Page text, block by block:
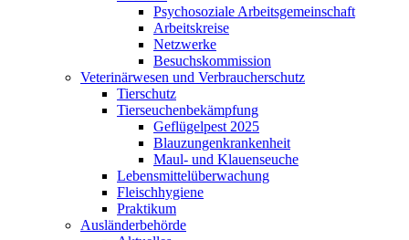
Psychosoziale Arbeits­gemeinschaft
Arbeitskreise
Netzwerke
Besuchskommission
Veterinärwesen und Verbraucherschutz
Tierschutz
Tierseuchenbekämpfung
Geflügelpest 2025
Blauzungenkrankenheit
Maul- und Klauenseuche
Lebensmittelüberwachung
Fleischhygiene
Praktikum
Ausländerbehörde